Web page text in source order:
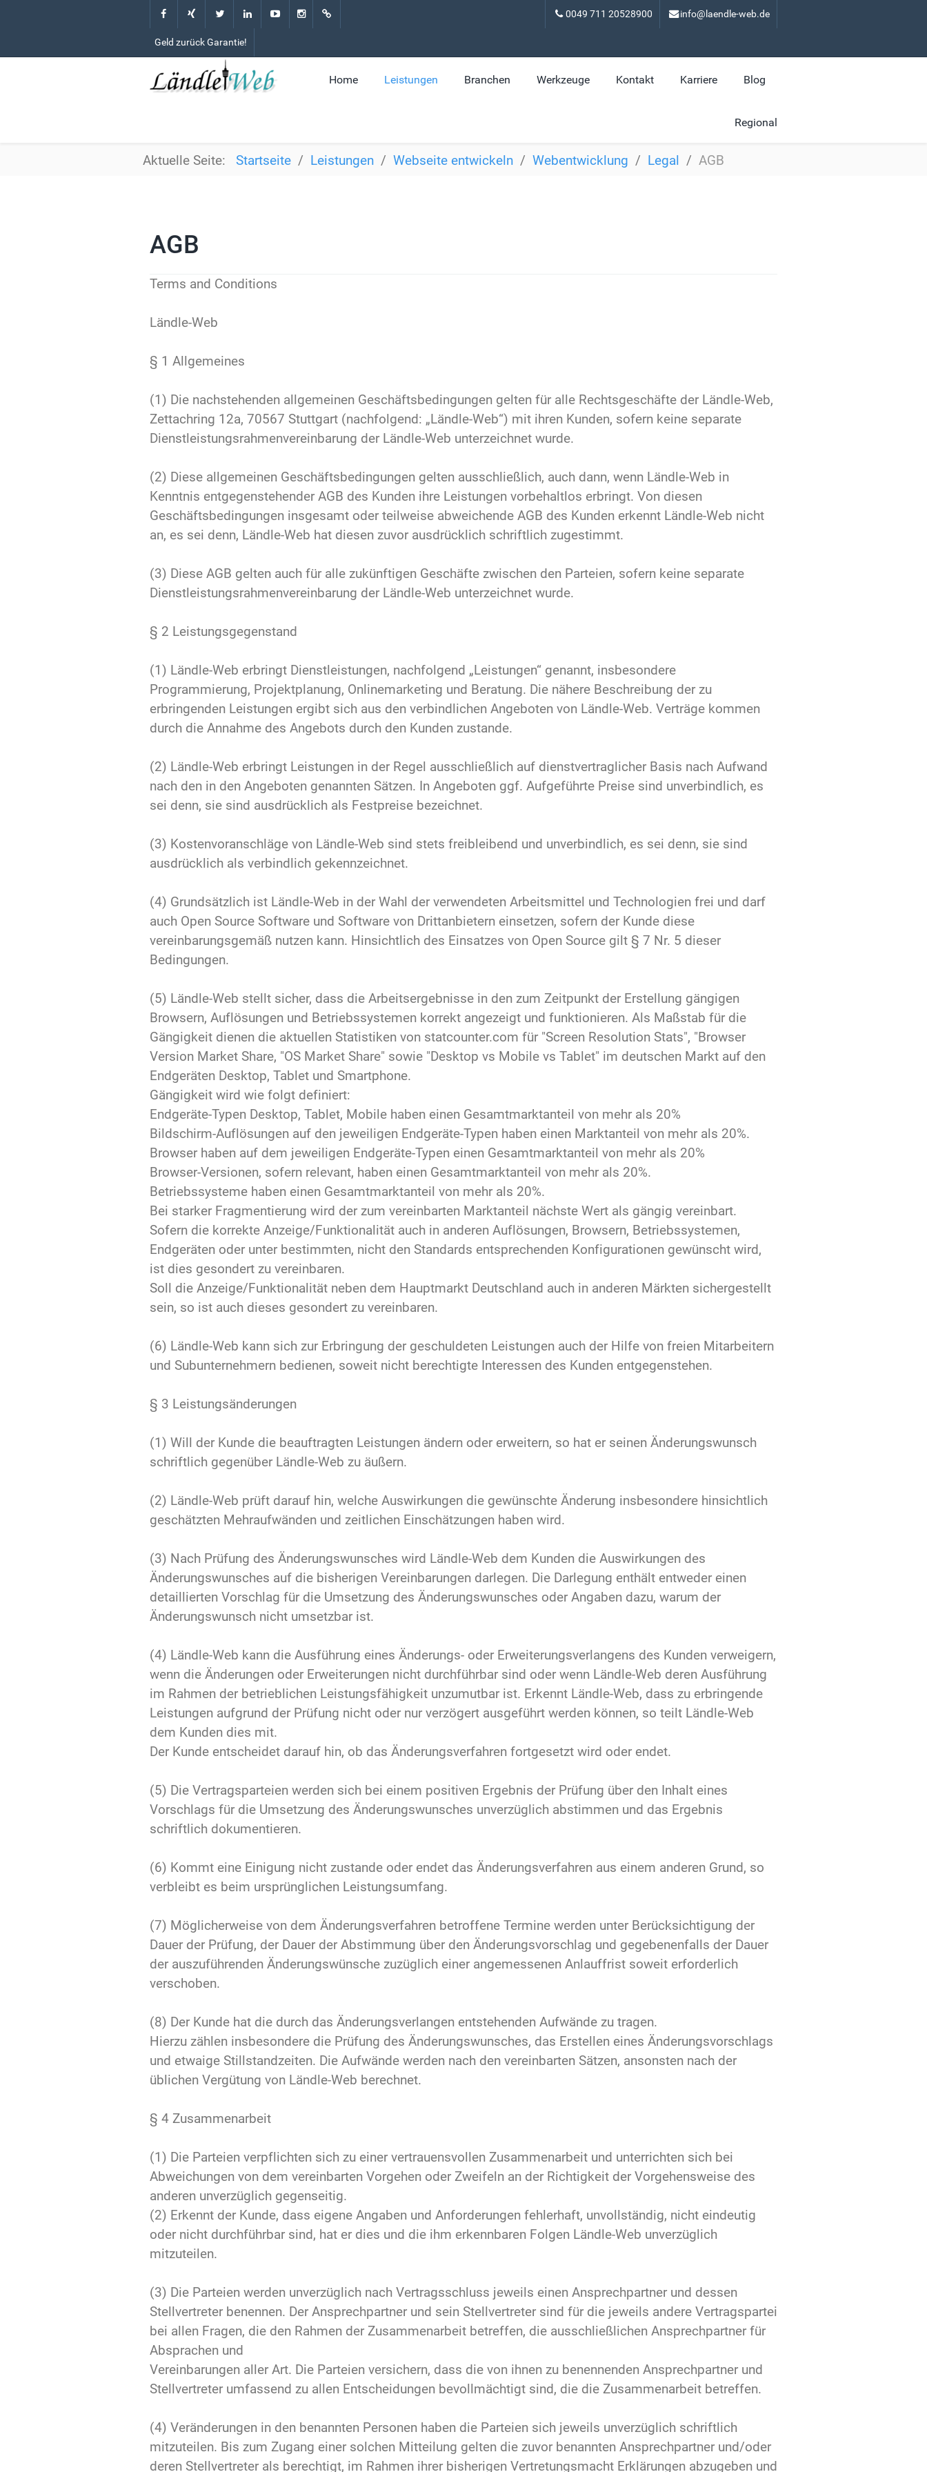
Geld zurück Garantie!
0049 711 20528900 info@laendle-web.de
Home Leistungen Branchen Werkzeuge Kontakt Karriere Blog
Regional
Aktuelle Seite: Startseite Leistungen Webseite entwickeln Webentwicklung Legal AGB
AGB
Terms and Conditions
Ländle-Web
§ 1 Allgemeines
(1) Die nachstehenden allgemeinen Geschäftsbedingungen gelten für alle Rechtsgeschäfte der Ländle-Web,
Zettachring 12a, 70567 Stuttgart (nachfolgend: „Ländle-Web“) mit ihren Kunden, sofern keine separate
Dienstleistungsrahmenvereinbarung der Ländle-Web unterzeichnet wurde.
(2) Diese allgemeinen Geschäftsbedingungen gelten ausschließlich, auch dann, wenn Ländle-Web in
Kenntnis entgegenstehender AGB des Kunden ihre Leistungen vorbehaltlos erbringt. Von diesen
Geschäftsbedingungen insgesamt oder teilweise abweichende AGB des Kunden erkennt Ländle-Web nicht
an, es sei denn, Ländle-Web hat diesen zuvor ausdrücklich schriftlich zugestimmt.
(3) Diese AGB gelten auch für alle zukünftigen Geschäfte zwischen den Parteien, sofern keine separate
Dienstleistungsrahmenvereinbarung der Ländle-Web unterzeichnet wurde.
§ 2 Leistungsgegenstand
(1) Ländle-Web erbringt Dienstleistungen, nachfolgend „Leistungen“ genannt, insbesondere
Programmierung, Projektplanung, Onlinemarketing und Beratung. Die nähere Beschreibung der zu
erbringenden Leistungen ergibt sich aus den verbindlichen Angeboten von Ländle-Web. Verträge kommen
durch die Annahme des Angebots durch den Kunden zustande.
(2) Ländle-Web erbringt Leistungen in der Regel ausschließlich auf dienstvertraglicher Basis nach Aufwand
nach den in den Angeboten genannten Sätzen. In Angeboten ggf. Aufgeführte Preise sind unverbindlich, es
sei denn, sie sind ausdrücklich als Festpreise bezeichnet.
(3) Kostenvoranschläge von Ländle-Web sind stets freibleibend und unverbindlich, es sei denn, sie sind
ausdrücklich als verbindlich gekennzeichnet.
(4) Grundsätzlich ist Ländle-Web in der Wahl der verwendeten Arbeitsmittel und Technologien frei und darf
auch Open Source Software und Software von Drittanbietern einsetzen, sofern der Kunde diese
vereinbarungsgemäß nutzen kann. Hinsichtlich des Einsatzes von Open Source gilt § 7 Nr. 5 dieser
Bedingungen.
(5) Ländle-Web stellt sicher, dass die Arbeitsergebnisse in den zum Zeitpunkt der Erstellung gängigen
Browsern, Auflösungen und Betriebssystemen korrekt angezeigt und funktionieren. Als Maßstab für die
Gängigkeit dienen die aktuellen Statistiken von statcounter.com für "Screen Resolution Stats", "Browser
Version Market Share, "OS Market Share" sowie "Desktop vs Mobile vs Tablet" im deutschen Markt auf den
Endgeräten Desktop, Tablet und Smartphone.
Gängigkeit wird wie folgt definiert:
Endgeräte-Typen Desktop, Tablet, Mobile haben einen Gesamtmarktanteil von mehr als 20%
Bildschirm-Auflösungen auf den jeweiligen Endgeräte-Typen haben einen Marktanteil von mehr als 20%.
Browser haben auf dem jeweiligen Endgeräte-Typen einen Gesamtmarktanteil von mehr als 20%
Browser-Versionen, sofern relevant, haben einen Gesamtmarktanteil von mehr als 20%.
Betriebssysteme haben einen Gesamtmarktanteil von mehr als 20%.
Bei starker Fragmentierung wird der zum vereinbarten Marktanteil nächste Wert als gängig vereinbart.
Sofern die korrekte Anzeige/Funktionalität auch in anderen Auflösungen, Browsern, Betriebssystemen,
Endgeräten oder unter bestimmten, nicht den Standards entsprechenden Konfigurationen gewünscht wird,
ist dies gesondert zu vereinbaren.
Soll die Anzeige/Funktionalität neben dem Hauptmarkt Deutschland auch in anderen Märkten sichergestellt
sein, so ist auch dieses gesondert zu vereinbaren.
(6) Ländle-Web kann sich zur Erbringung der geschuldeten Leistungen auch der Hilfe von freien Mitarbeitern
und Subunternehmern bedienen, soweit nicht berechtigte Interessen des Kunden entgegenstehen.
§ 3 Leistungsänderungen
(1) Will der Kunde die beauftragten Leistungen ändern oder erweitern, so hat er seinen Änderungswunsch
schriftlich gegenüber Ländle-Web zu äußern.
(2) Ländle-Web prüft darauf hin, welche Auswirkungen die gewünschte Änderung insbesondere hinsichtlich
geschätzten Mehraufwänden und zeitlichen Einschätzungen haben wird.
(3) Nach Prüfung des Änderungswunsches wird Ländle-Web dem Kunden die Auswirkungen des
Änderungswunsches auf die bisherigen Vereinbarungen darlegen. Die Darlegung enthält entweder einen
detaillierten Vorschlag für die Umsetzung des Änderungswunsches oder Angaben dazu, warum der
Änderungswunsch nicht umsetzbar ist.
(4) Ländle-Web kann die Ausführung eines Änderungs- oder Erweiterungsverlangens des Kunden verweigern,
wenn die Änderungen oder Erweiterungen nicht durchführbar sind oder wenn Ländle-Web deren Ausführung
im Rahmen der betrieblichen Leistungsfähigkeit unzumutbar ist. Erkennt Ländle-Web, dass zu erbringende
Leistungen aufgrund der Prüfung nicht oder nur verzögert ausgeführt werden können, so teilt Ländle-Web
dem Kunden dies mit.
Der Kunde entscheidet darauf hin, ob das Änderungsverfahren fortgesetzt wird oder endet.
(5) Die Vertragsparteien werden sich bei einem positiven Ergebnis der Prüfung über den Inhalt eines
Vorschlags für die Umsetzung des Änderungswunsches unverzüglich abstimmen und das Ergebnis
schriftlich dokumentieren.
(6) Kommt eine Einigung nicht zustande oder endet das Änderungsverfahren aus einem anderen Grund, so
verbleibt es beim ursprünglichen Leistungsumfang.
(7) Möglicherweise von dem Änderungsverfahren betroffene Termine werden unter Berücksichtigung der
Dauer der Prüfung, der Dauer der Abstimmung über den Änderungsvorschlag und gegebenenfalls der Dauer
der auszuführenden Änderungswünsche zuzüglich einer angemessenen Anlauffrist soweit erforderlich
verschoben.
(8) Der Kunde hat die durch das Änderungsverlangen entstehenden Aufwände zu tragen.
Hierzu zählen insbesondere die Prüfung des Änderungswunsches, das Erstellen eines Änderungsvorschlags
und etwaige Stillstandzeiten. Die Aufwände werden nach den vereinbarten Sätzen, ansonsten nach der
üblichen Vergütung von Ländle-Web berechnet.
§ 4 Zusammenarbeit
(1) Die Parteien verpflichten sich zu einer vertrauensvollen Zusammenarbeit und unterrichten sich bei
Abweichungen von dem vereinbarten Vorgehen oder Zweifeln an der Richtigkeit der Vorgehensweise des
anderen unverzüglich gegenseitig.
(2) Erkennt der Kunde, dass eigene Angaben und Anforderungen fehlerhaft, unvollständig, nicht eindeutig
oder nicht durchführbar sind, hat er dies und die ihm erkennbaren Folgen Ländle-Web unverzüglich
mitzuteilen.
(3) Die Parteien werden unverzüglich nach Vertragsschluss jeweils einen Ansprechpartner und dessen
Stellvertreter benennen. Der Ansprechpartner und sein Stellvertreter sind für die jeweils andere Vertragspartei
bei allen Fragen, die den Rahmen der Zusammenarbeit betreffen, die ausschließlichen Ansprechpartner für
Absprachen und
Vereinbarungen aller Art. Die Parteien versichern, dass die von ihnen zu benennenden Ansprechpartner und
Stellvertreter umfassend zu allen Entscheidungen bevollmächtigt sind, die die Zusammenarbeit betreffen.
(4) Veränderungen in den benannten Personen haben die Parteien sich jeweils unverzüglich schriftlich
mitzuteilen. Bis zum Zugang einer solchen Mitteilung gelten die zuvor benannten Ansprechpartner und/oder
deren Stellvertreter als berechtigt, im Rahmen ihrer bisherigen Vertretungsmacht Erklärungen abzugeben und